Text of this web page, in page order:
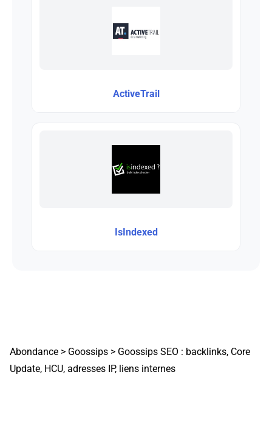
ActiveTrail
IsIndexed
Abondance > Goossips > Goossips SEO : backlinks, Core
Update, HCU, adresses IP, liens internes